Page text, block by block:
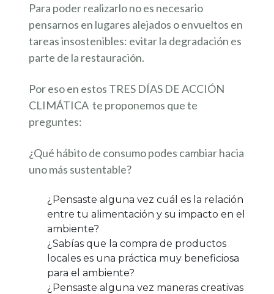
Para poder realizarlo no es necesario
pensarnos en lugares alejados o envueltos en
tareas insostenibles: evitar la degradación es
parte de la restauración.
Por eso en estos TRES DÍAS DE ACCIÓN
CLIMÁTICA te proponemos que te
preguntes:
¿Qué hábito de consumo podes cambiar hacia
uno más sustentable?
¿Pensaste alguna vez cuál es la relación
entre tu alimentación y su impacto en el
ambiente?
¿Sabías que la compra de productos
locales es una práctica muy beneficiosa
para el ambiente?
¿Pensaste alguna vez maneras creativas